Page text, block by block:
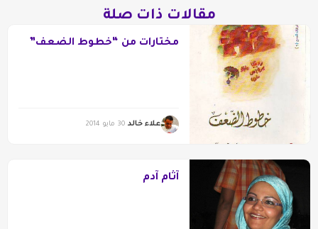
مقالات ذات صلة
مختارات من “خطوط الضعف”
علاء خالد 30 مايو 2014
آثام آدم